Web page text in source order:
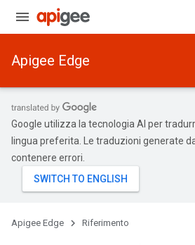
Apigee Edge
Google utilizza la tecnologia AI per
lingua preferita. Le traduzioni generate
contenere errori.
Apigee Edge Riferimento